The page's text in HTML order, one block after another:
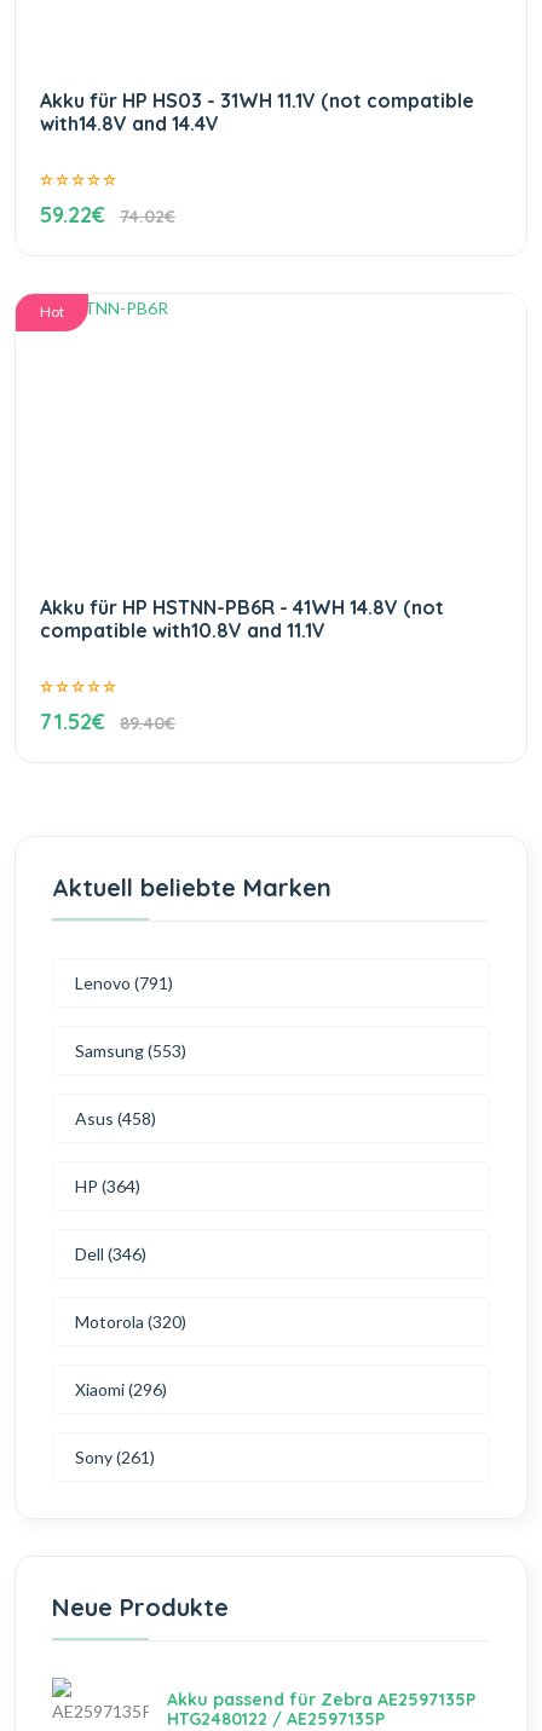
Akku für HP HS03 - 31WH 11.1V (not compatible
with14.8V and 14.4V
59.22€ 74.02€
Hot
Akku für HP HSTNN-PB6R - 41WH 14.8V (not
compatible with10.8V and 11.1V
71.52€ 89.40€
Aktuell beliebte Marken
Lenovo (791)
Samsung (553)
Asus (458)
HP (364)
Dell (346)
Motorola (320)
Xiaomi (296)
Sony (261)
Neue Produkte
Akku passend für Zebra AE2597135P
HTG2480122 / AE2597135P